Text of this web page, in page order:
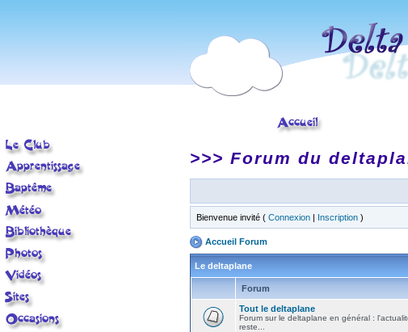
>>> Forum du
Bienvenue invité ( Connexion | Inscription )
Accueil Forum
Le deltaplane
Forum
Tout le deltaplane
Forum sur le deltaplane en général :
reste...